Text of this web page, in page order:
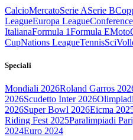
CalcioMercatoSerie ASerie B
LeagueEuropa League
ItalianaFormula 1Formula E
CupNations LeagueTennisSci
Speciali
Mondiali 2026Roland Garros
2026Scudetto Inter 2026
2026Super Bowl 2026Eicma
Riding Fest 2025Paralimpiadi
2024Euro 2024